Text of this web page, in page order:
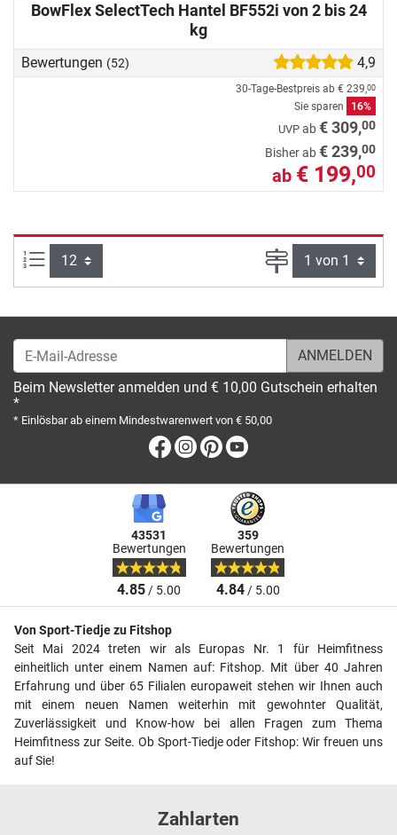
BowFlex SelectTech Hantel BF552i von 2 bis 24
kg
Bewertungen (52) 4,9
30-Tage-Bestpreis ab € 239,00
Sie sparen 16%
UVP ab€ 309,00
Bisher ab€ 239,00
ab € 199,00
Artikel pro Seite: Seite
E-Mail-Adresse
Beim Newsletter anmelden und € 10,00 Gutschein erhalten
*
* Einlösbar ab einem Mindestwarenwert von € 50,00
Facebook
Instagram
Pinterest
43531
Bewertungen
4.85/ 5.00
359
Bewertungen
4.84/ 5.00
Von Sport-Tiedje zu Fitshop
Seit Mai 2024 treten wir als Europas Nr. 1 für Heimfitness
einheitlich unter einem Namen auf: Fitshop. Mit über 40 Jahren
Erfahrung und über 65 Filialen europaweit stehen wir Ihnen auch
mit einem neuen Namen weiterhin mit gewohnter Qualität,
Zuverlässigkeit und Know-how bei allen Fragen zum Thema
Heimfitness zur Seite. Ob Sport-Tiedje oder Fitshop: Wir freuen uns
auf Sie!
Zahlarten